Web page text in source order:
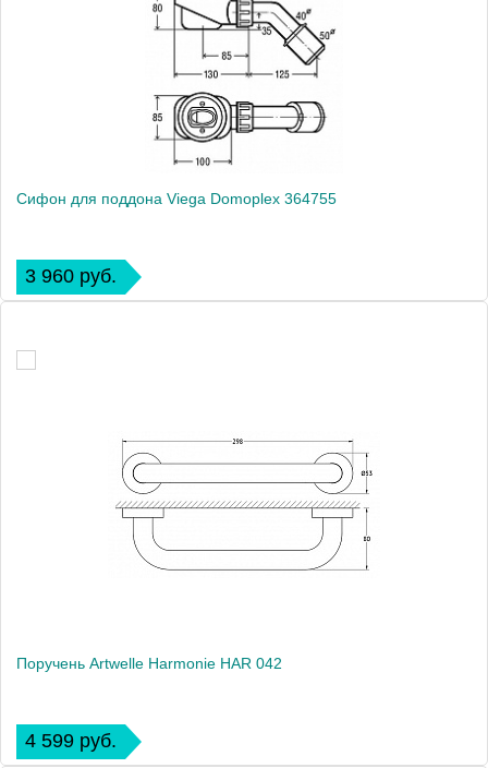
Сифон для поддона Viega Domoplex 364755
3 960 руб.
Поручень Artwelle Harmonie HAR 042
4 599 руб.